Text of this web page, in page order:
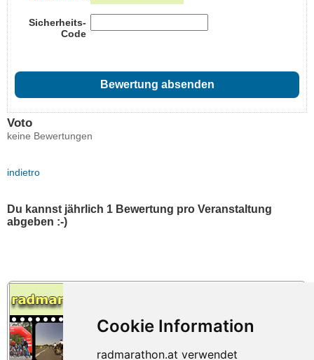
Sicherheits-
Code
Voto
keine Bewertungen
indietro
Du kannst jährlich 1 Bewertung pro Veranstaltung
abgeben :-)